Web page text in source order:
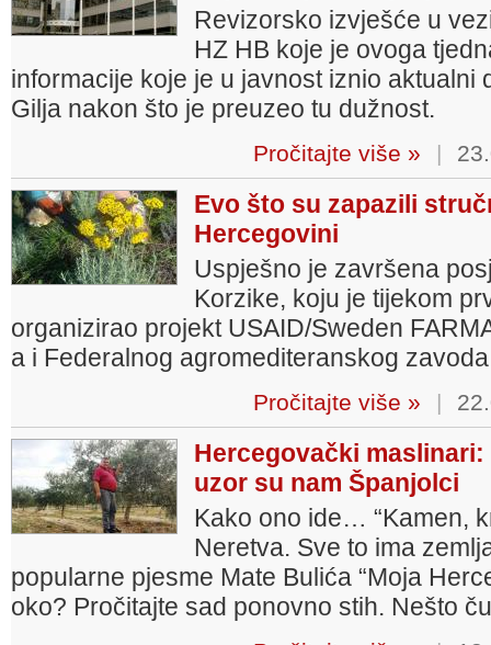
Revizorsko izvješće u
HZ HB koje je ovoga
informacije koje je u javnost iznio
Gilja nakon što je preuzeo tu dužnost.
Pročitajte više » |
Evo što su zapazili
Hercegovini
Uspješno je završena
Korzike, koju je tijekom
organizirao projekt USAID/Sweden
a i Federalnog agromediteranskog
Pročitajte više » |
Hercegovački
uzor su nam Španjolci
Kako ono ide… “Kamen,
Neretva. Sve to ima
popularne pjesme Mate Bulića “Moja
oko? Pročitajte sad ponovno stih. Nešto